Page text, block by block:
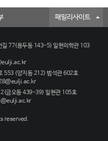
패밀리사이트
길 77(용두동 143-5) 일현의학관 103
553 (양지동 212) 범석관 602호
금오동 439-39) 일현관 105호
reserved.